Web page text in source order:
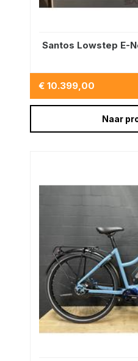
Santos Lowstep E-
€ 10.399,00
Naar